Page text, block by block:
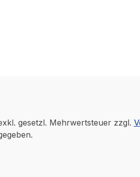
gesetzl. Mehrwertsteuer zzgl.